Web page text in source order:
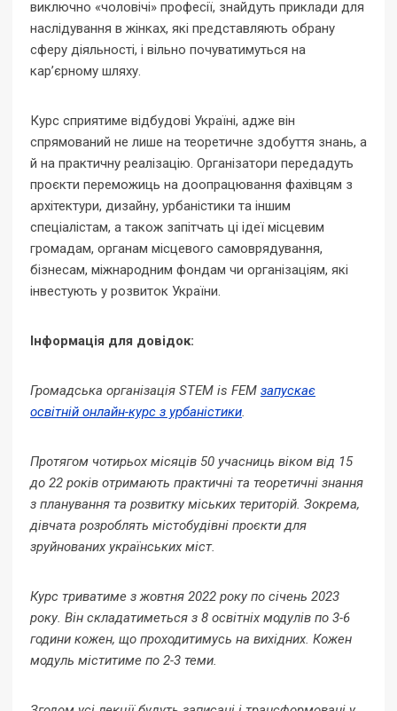
виключно «чоловічі» професії, знайдуть приклади для
наслідування в жінках, які представляють обрану
сферу діяльності, і вільно почуватимуться на
кар’єрному шляху.
Курс сприятиме відбудові Україні, адже він
спрямований не лише на теоретичне здобуття знань, а
й на практичну реалізацію. Організатори передадуть
проєкти переможиць на доопрацювання фахівцям з
архітектури, дизайну, урбаністики та іншим
спеціалістам, а також запітчать ці ідеї місцевим
громадам, органам місцевого самоврядування,
бізнесам, міжнародним фондам чи організаціям, які
інвестують у розвиток України.
Інформація для довідок:
Громадська організація STEM is FEM запускає
освітній онлайн-курс з урбаністики.
Протягом чотирьох місяців 50 учасниць віком від 15
до 22 років отримають практичні та теоретичні знання
з планування та розвитку міських територій. Зокрема,
дівчата розроблять містобудівні проєкти для
зруйнованих українських міст.
Курс триватиме з жовтня 2022 року по січень 2023
року. Він складатиметься з 8 освітніх модулів по 3-6
години кожен, що проходитимусь на вихідних. Кожен
модуль міститиме по 2-3 теми.